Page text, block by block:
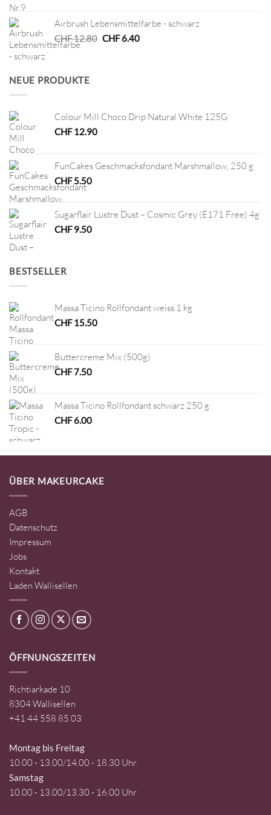
CHF 4.50CHF 2.25.
Airbrush Lebensmittelfarbe - schwarz
CHF12.80 Ursprünglicher
CHF6.40Aktueller
NEUE PRODUKTE
Colour Mill Choco Drip Natural White 125G
CHF12.90
FunCakes Geschmacksfondant Marshmallow, 250 g
CHF5.50
Sugarflair Lustre Dust – Cosmic Grey (E171 Free) 4g
CHF9.50
BESTSELLER
Massa Ticino Rollfondant weiss 1 kg
CHF15.50
Buttercreme Mix (500g)
CHF7.50
Massa Ticino Rollfondant schwarz 250 g
CHF6.00
ÜBER MAKEURCAKE
AGB
Datenschutz
Impressum
Jobs
Kontakt
Laden Wallisellen
ÖFFNUNGSZEITEN
Richtiarkade 10
8304 Wallisellen
+41 44 558 85 03
Montag bis Freitag
10.00 - 13.00/14.00 - 18.30 Uhr
Samstag
10.00 - 13.00/13.30 - 16.00 Uhr